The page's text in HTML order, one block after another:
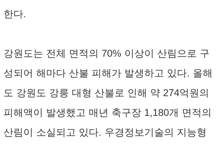
한다.
강원도는 전체 면적의 70% 이상이 산림으로 구
성되어 해마다 산불 피해가 발생하고 있다. 올해
도 강원도 강릉 대형 산불로 인해 약 274억원의
피해액이 발생했고 매년 축구장 1,180개 면적의
산림이 소실되고 있다. 우경정보기술의 지능형